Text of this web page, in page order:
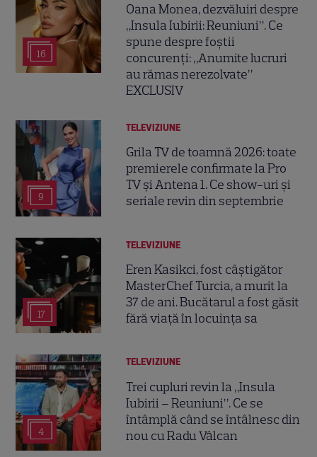
16
Oana Monea, dezvăluiri despre
„Insula Iubirii: Reuniuni”. Ce
spune despre foștii
concurenți: „Anumite lucruri
au rămas nerezolvate”
EXCLUSIV
9
TELEVIZIUNE
Grila TV de toamnă 2026: toate
premierele confirmate la Pro
TV și Antena 1. Ce show-uri și
seriale revin din septembrie
17
TELEVIZIUNE
Eren Kasikci, fost câștigător
MasterChef Turcia, a murit la
37 de ani. Bucătarul a fost găsit
fără viață în locuința sa
4
TELEVIZIUNE
Trei cupluri revin la „Insula
Iubirii – Reuniuni”. Ce se
întâmplă când se întâlnesc din
nou cu Radu Vâlcan